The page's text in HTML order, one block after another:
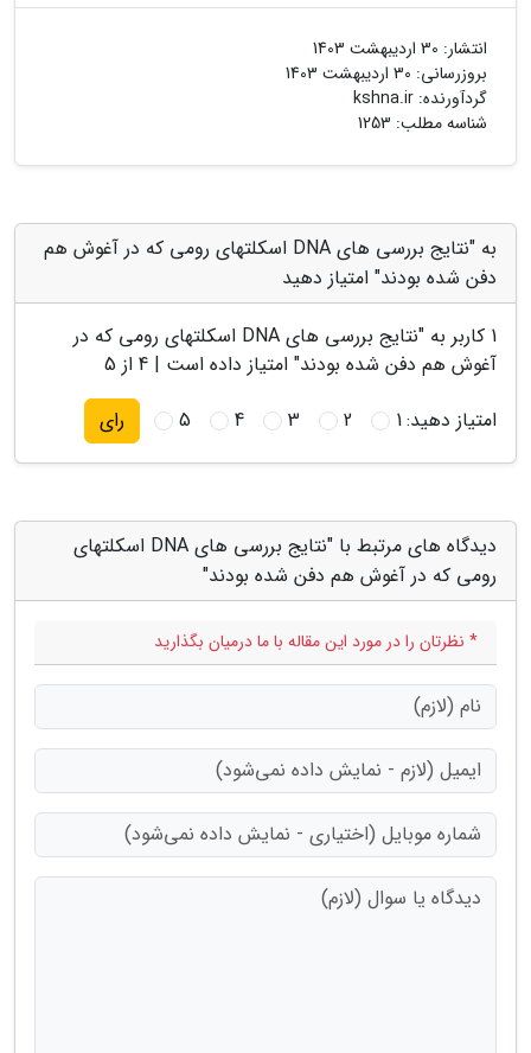
انتشار: 30 اردیبهشت 1403
بروزرسانی: 30 اردیبهشت 1403
گردآورنده: kshna.ir
شناسه مطلب: 1253
به "نتایج بررسی های DNA اسکلتهای رومی که در آغوش هم
دفن شده بودند" امتیاز دهید
1 کاربر به "
نتایج بررسی های DNA اسکلتهای رومی که در
آغوش هم دفن شده بودند" امتیاز داده است | 4 از 5
امتیاز دهید:1
2
3
4
5 رای
دیدگاه های مرتبط با "نتایج بررسی های DNA اسکلتهای
رومی که در آغوش هم دفن شده بودند"
* نظرتان را در مورد این مقاله با ما درمیان بگذارید